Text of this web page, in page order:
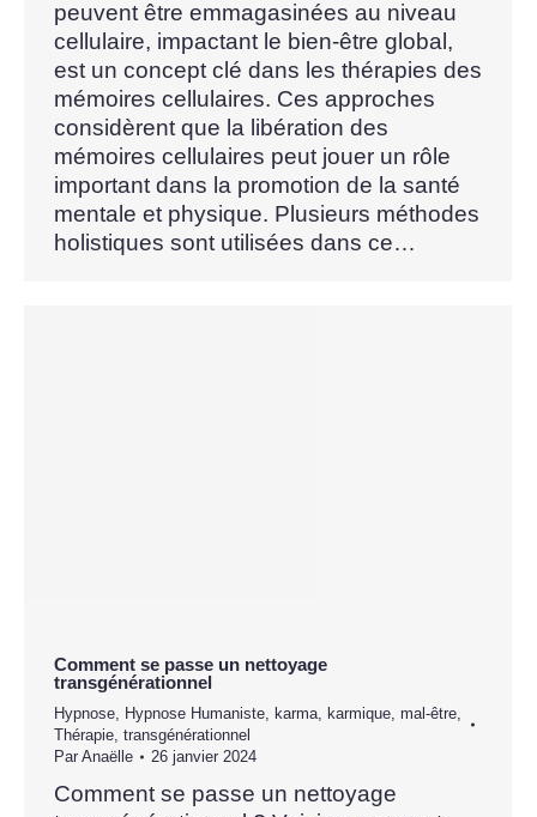
peuvent être emmagasinées au niveau
cellulaire, impactant le bien-être global,
est un concept clé dans les thérapies des
mémoires cellulaires. Ces approches
considèrent que la libération des
mémoires cellulaires peut jouer un rôle
important dans la promotion de la santé
mentale et physique. Plusieurs méthodes
holistiques sont utilisées dans ce…
Comment se passe un nettoyage
transgénérationnel
Hypnose Hypnose Humaniste karma karmique mal-être
Thérapie transgénérationnel
Par Anaëlle 26 janvier 2024
Comment se passe un nettoyage